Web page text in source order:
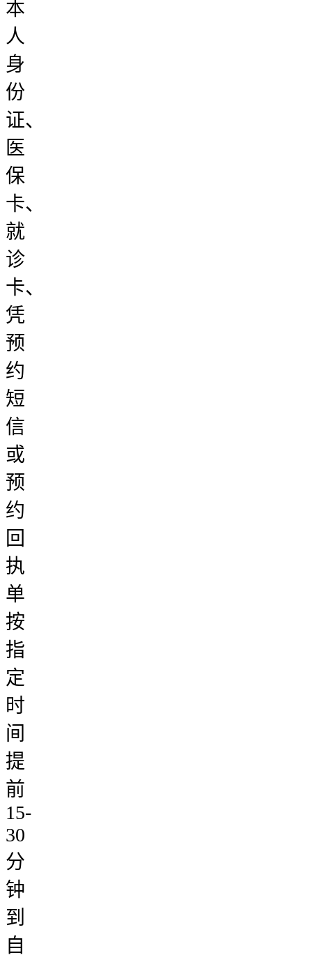
本
人
身
份
证、
医
保
卡、
就
诊
卡、
凭
预
约
短
信
或
预
约
回
执
单
按
指
定
时
间
提
前
15-
30
分
钟
到
自